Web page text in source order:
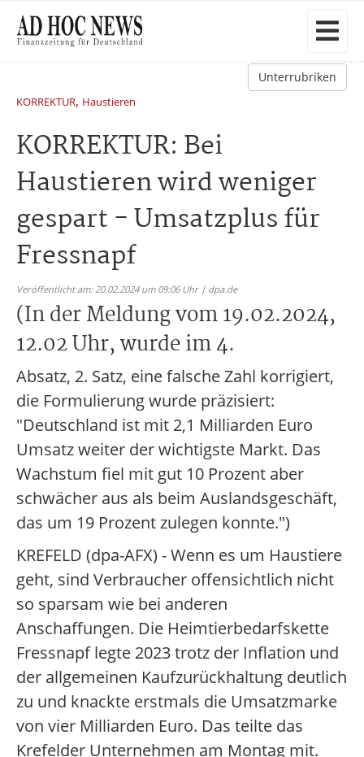
Unterrubriken
KORREKTUR, Haustieren
KORREKTUR: Bei
Haustieren wird weniger
gespart - Umsatzplus für
Fressnapf
Veröffentlicht am: 20.02.2024 um 09:06 Uhr | dpa.de
(In der Meldung vom 19.02.2024,
12.02 Uhr, wurde im 4.
Absatz, 2. Satz, eine falsche Zahl korrigiert,
die Formulierung wurde präzisiert:
"Deutschland ist mit 2,1 Milliarden Euro
Umsatz weiter der wichtigste Markt. Das
Wachstum fiel mit gut 10 Prozent aber
schwächer aus als beim Auslandsgeschäft,
das um 19 Prozent zulegen konnte.")
KREFELD (dpa-AFX) - Wenn es um Haustiere
geht, sind Verbraucher offensichtlich nicht
so sparsam wie bei anderen
Anschaffungen. Die Heimtierbedarfskette
Fressnapf legte 2023 trotz der Inflation und
der allgemeinen Kaufzurückhaltung deutlich
zu und knackte erstmals die Umsatzmarke
von vier Milliarden Euro. Das teilte das
Krefelder Unternehmen am Montag mit.